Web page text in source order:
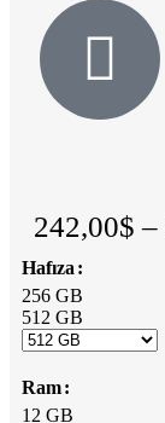
242,00$ –
Hafıza
256 GB
512 GB
Ram
12 GB